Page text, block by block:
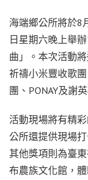
海端鄉公所將於8
日星期六晚上舉
曲」。本次活動
祈禱小米豐收歌
團、PONAY及謝
活動現場將有精
公所還提供現場
其他獎項則為臺
布農族文化館，